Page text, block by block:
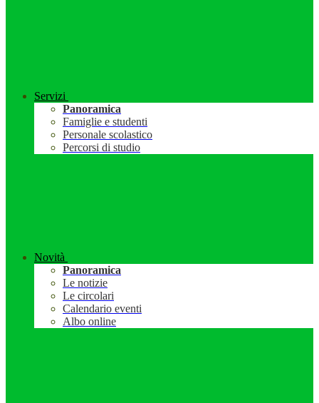
Servizi
Panoramica
Famiglie e studenti
Personale scolastico
Percorsi di studio
Novità
Panoramica
Le notizie
Le circolari
Calendario eventi
Albo online